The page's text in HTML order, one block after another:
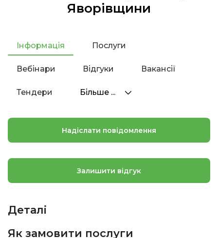
Яворівщини
Інформація Послуги
Вебінари Відгуки Вакансії
Тендери Більше ...
Надіслати повідомлення
Залишити відгук
Деталі
Як замовити послуги